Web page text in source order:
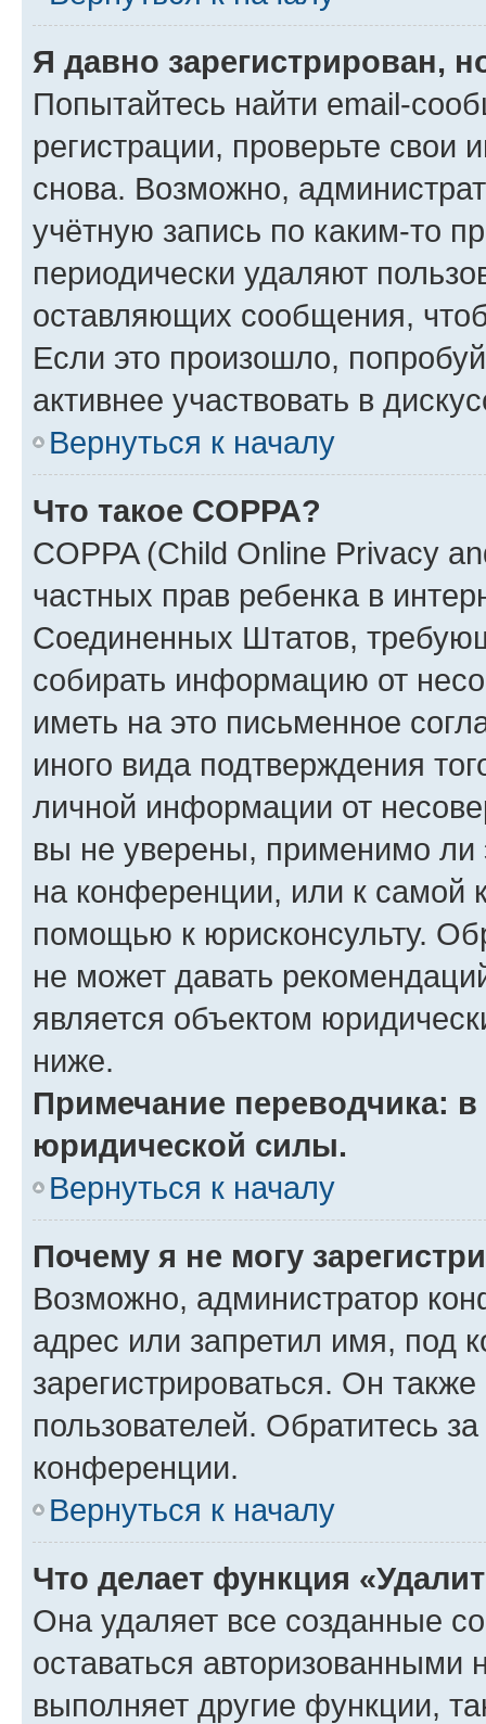
Я давно зарегистрирован,
Попытайтесь найти email-
регистрации, проверьте свои
снова. Возможно,
учётную запись по каким-то
периодически удаляют
оставляющих сообщения,
Если это произошло,
активнее участвовать в
Вернуться к началу
Что такое COPPA?
COPPA (Child Online Privacy
частных прав ребенка в
Соединенных Штатов,
собирать информацию от
иметь на это письменное
иного вида подтверждения
личной информации от
вы не уверены, применимо ли
на конференции, или к самой
помощью к юрисконсульту.
не может давать
является объектом
ниже.
Примечание переводчика:
юридической силы.
Вернуться к началу
Почему я не могу
Возможно, администратор
адрес или запретил имя, под
зарегистрироваться. Он
пользователей. Обратитесь
конференции.
Вернуться к началу
Что делает функция
Она удаляет все созданные
оставаться авторизованными
выполняет другие функции,